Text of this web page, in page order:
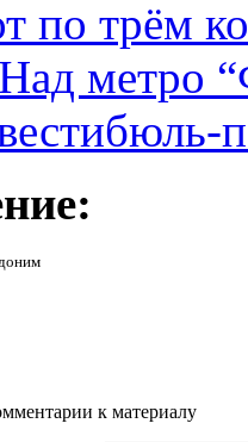
по трём
Над метро
к материалу